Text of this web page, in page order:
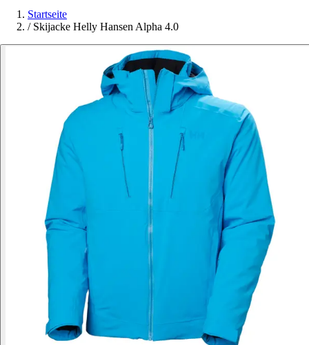
Startseite
/ Skijacke Helly Hansen Alpha 4.0